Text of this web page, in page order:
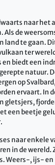
naar het
Als de
land te gaan.
ter
biedt een
natuur.
op
ervaart. In
gletsjers,
een beetje
naar enkele
in de wereld.
Weers-, ijs- en